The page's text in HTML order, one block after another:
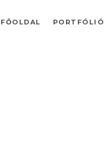
FŐOLDAL PORTFÓLIÓ